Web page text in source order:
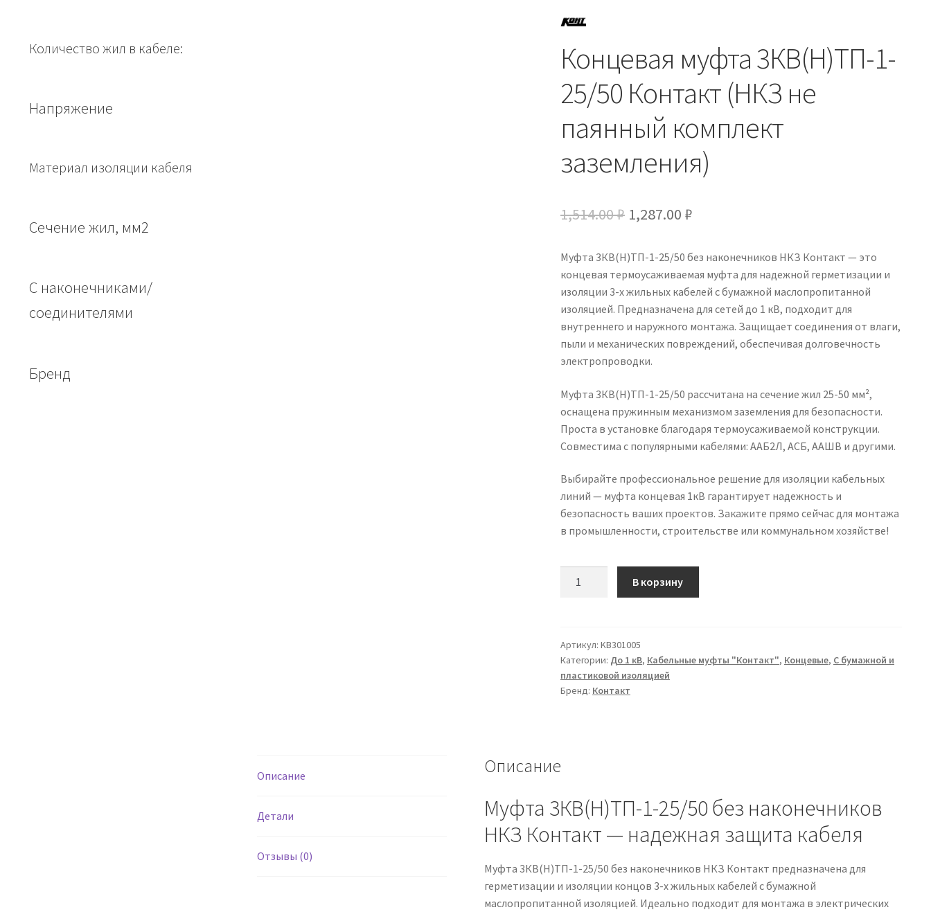
Концевая муфта 3КВ(Н)ТП-1-
25/50 Контакт (НКЗ не
паянный комплект
заземления)
1,514.00₽ Первоначальная
составляла
1,514.00 ₽.
1,287.00 ₽
1,287.00 ₽.
Муфта 3КВ(Н)ТП-1-25/50 без наконечников НКЗ Контакт — это
концевая термоусаживаемая муфта для надежной герметизации и
изоляции 3-х жильных кабелей с бумажной маслопропитанной
изоляцией. Предназначена для сетей до 1 кВ, подходит для
внутреннего и наружного монтажа. Защищает соединения от влаги,
пыли и механических повреждений, обеспечивая долговечность
электропроводки.
Муфта 3КВ(Н)ТП-1-25/50 рассчитана на сечение жил 25-50 мм²,
оснащена пружинным механизмом заземления для безопасности.
Проста в установке благодаря термоусаживаемой конструкции.
Совместима с популярными кабелями: ААБ2Л, АСБ, ААШВ и другими.
Выбирайте профессиональное решение для изоляции кабельных
линий — муфта концевая 1кВ гарантирует надежность и
безопасность ваших проектов. Закажите прямо сейчас для монтажа
в промышленности, строительстве или коммунальном хозяйстве!
3КВ(Н)ТП-1-
25/50
Контакт
(НКЗ
заземления)
В корзину
Артикул: KB301005
Категории: До 1 кВ, Кабельные муфты "Контакт", Концевые, С бумажной и
пластиковой изоляцией
Бренд: Контакт
Описание
Детали
Отзывы (0)
Описание
Муфта 3КВ(Н)ТП-1-25/50 без наконечников
НКЗ Контакт — надежная защита кабеля
Муфта 3КВ(Н)ТП-1-25/50 без наконечников НКЗ Контакт предназначена для
герметизации и изоляции концов 3-х жильных кабелей с бумажной
маслопропитанной изоляцией. Идеально подходит для монтажа в электрических
Количество жил в кабеле:
Напряжение
Материал изоляции кабеля
Сечение жил, мм2
С наконечниками/
соединителями
Бренд